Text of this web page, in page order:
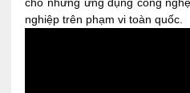
nghiệp trên phạm vi toàn quốc.